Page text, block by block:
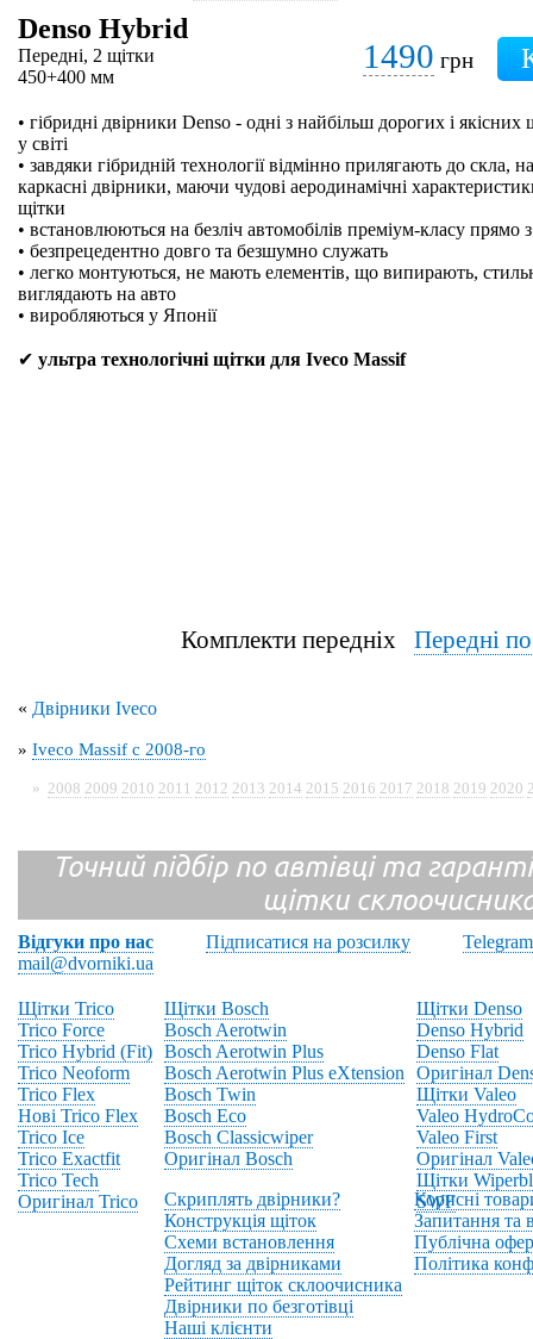
Denso Hybrid
Передні, 2 щітки
450+400 мм
1490 грн
• гібридні двірники Denso - одні з найбільш дорогих і
у світі
• завдяки гібридній технології відмінно прилягають до скла,
каркасні двірники, маючи чудові аеродинамічні
щітки
• встановлюються на безліч автомобілів преміум-класу прямо
• безпрецедентно довго та безшумно служать
• легко монтуються, не мають елементів, що випирають,
виглядають на авто
• виробляються у Японії
✔ ультра технологічні щітки для Iveco Massif
Комплекти передніх Передні
« Двірники Iveco
» Iveco Massif с 2008-го
» 2008 2009 2010 2011 2012 2013 2014 2015 2016 2017 2018 2019 2020
Точний підбір по автівці та
щітки
Відгуки про нас Підписатися на розсилку
Telegram
mail@dvorniki.ua
Щітки Trico
Trico Force
Trico Hybrid (Fit)
Trico Neoform
Trico Flex
Нові Trico Flex
Trico Ice
Trico Exactfit
Trico Tech
Оригінал Trico
Щітки Bosch
Bosch Aerotwin
Bosch Aerotwin Plus
Bosch Aerotwin Plus eXtension
Bosch Twin
Bosch Eco
Bosch Classicwiper
Оригінал Bosch
Щітки Denso
Denso Hybrid
Denso Flat
Оригінал
Щітки Valeo
Valeo
Valeo First
Оригінал
Щітки
SWF
Скриплять двірники?
Конструкція щіток
Схеми встановлення
Догляд за двірниками
Рейтинг щіток склоочисника
Двірники по безготівці
Наші клієнти
Корисні
Запитання та
Публічна
Політика